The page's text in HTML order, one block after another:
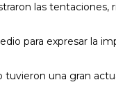
las
para expresar la
tuvieron una gran